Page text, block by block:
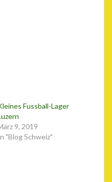
Fussball-Lager
9, 2019
"Blog Schweiz"